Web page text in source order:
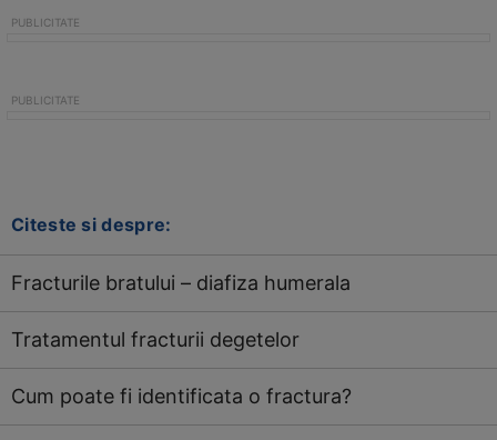
Citeste si despre:
Fracturile bratului – diafiza humerala
Tratamentul fracturii degetelor
Cum poate fi identificata o fractura?